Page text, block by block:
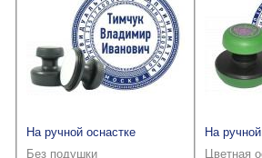
На ручной оснастке
Без подушки
На
Цветная